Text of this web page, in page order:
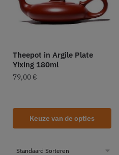
Theepot in Argile Plate
Yixing 180ml
79,00 €
Keuze van de opties